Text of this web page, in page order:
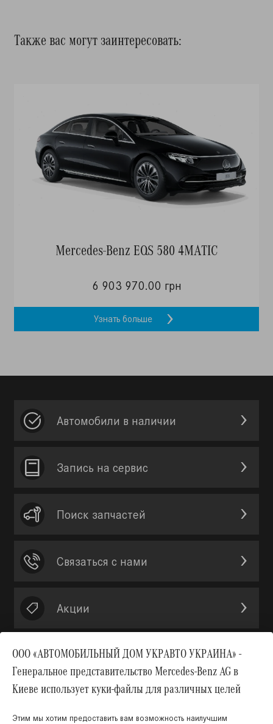
Также вас могут заинтересовать:
Mercedes-Benz EQS 580 4MATIC
6 903 970.00 грн
Узнать больше
ООО «АВТОМОБИЛЬНЫЙ ДОМ УКРАВТО УКРАИНА» -
Генеральное представительство Mercedes-Benz AG в
Киеве использует куки-файлы для различных целей
Этим мы хотим предоставить вам возможность наилучшим
Автомобили в наличии
Запись на сервис
Поиск запчастей
Связаться с нами
Акции